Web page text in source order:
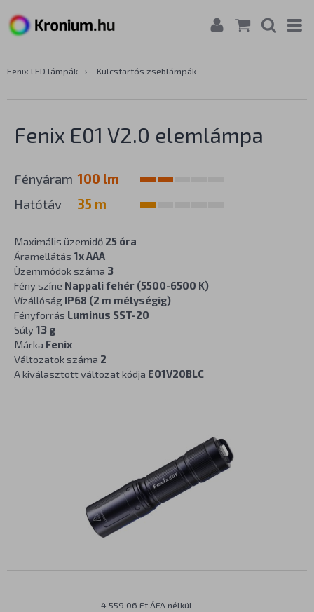
Fenix LED lámpák › Kulcstartós zseblámpák
Fenix E01 V2.0 elemlámpa
Fényáram 100 lm
Hatótáv
35 m
Maximális üzemidő 25 óra
Áramellátás 1x AAA
Üzemmódok száma 3
Fény színe Nappali fehér (5500-6500 K)
Vízállóság IP68 (2 m mélységig)
Fényforrás Luminus SST-20
Súly13 g
Márka Fenix
Változatok száma 2
A kiválasztott változat kódja E01V20BLC
4 559,06 Ft ÁFA nélkül